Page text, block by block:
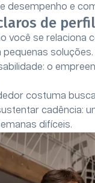
desempenho e
de
você se relaciona
soluções.
o
costuma
cadência:
difíceis.